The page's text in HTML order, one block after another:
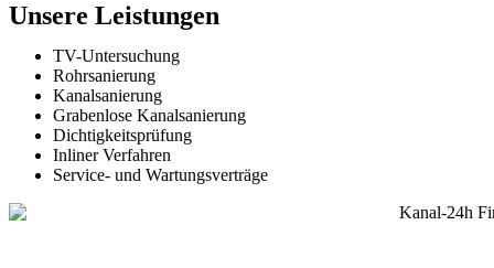
Unsere Leistungen
TV-Untersuchung
Rohrsanierung
Kanalsanierung
Grabenlose Kanalsanierung
Dichtigkeitsprüfung
Inliner Verfahren
Service- und Wartungsverträge